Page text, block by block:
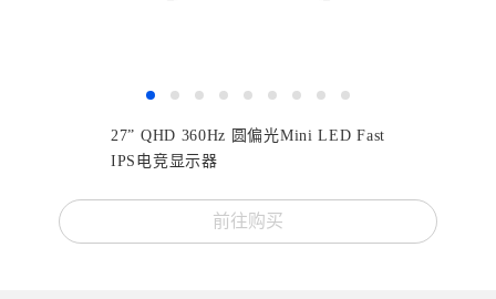
27” QHD 360Hz 圆偏光Mini LED Fast
IPS电竞显示器
前往购买